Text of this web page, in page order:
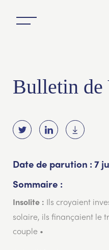
Bulletin de
Date de parution : 7
Sommaire :
Insolite :
Ils croyaient
solaire, ils finançaient le
couple •